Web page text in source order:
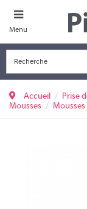
Menu
Accueil Prise
Mousses
Mousses